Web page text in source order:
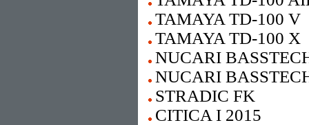
TAMAYA TD-100 V
TAMAYA TD-100 X
NUCARI
NUCARI
STRADIC FK
CITICA I 2015